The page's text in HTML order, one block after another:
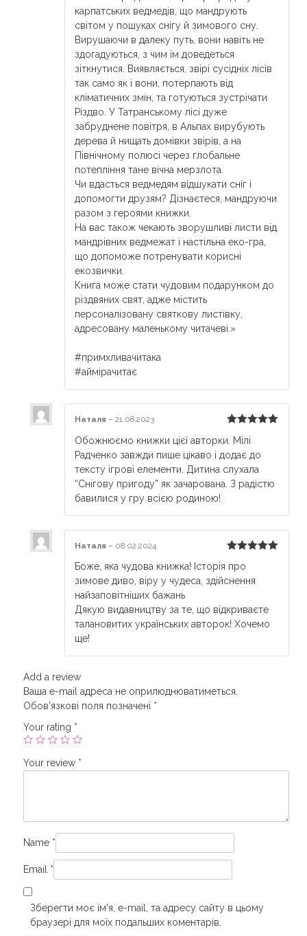
карпатських ведмедів, що мандрують
світом у пошуках снігу й зимового сну.
Вирушаючи в далеку путь, вони навіть не
здогадуються, з чим їм доведеться
зіткнутися. Виявляється, звірі сусідніх лісів
так само як і вони, потерпають від
кліматичних змін, та готуються зустрічати
Різдво. У Татранському лісі дуже
забруднене повітря, в Альпах вирубують
дерева й нищать домівки звірів, а на
Північному полюсі через глобальне
потепління тане вічна мерзлота.
Чи вдасться ведмедям відшукати сніг і
допомогти друзям? Дізнаєтеся, мандруючи
разом з героями книжки.
На вас також чекають зворушливі листи від
мандрівних ведмежат і настільна еко-гра,
що допоможе потренувати корисні
екозвички.
Книга може стати чудовим подарунком до
різдвяних свят, адже містить
персоналізовану святкову листівку,
адресовану маленькому читачеві.»
#примхливачитака
#аймірачитає
of 5
Наталя – 21.08.2023
Обожнюємо книжки цієї авторки. Мілі
Радченко завжди пише цікаво і додає до
тексту ігрові елементи. Дитина слухала
“Снігову пригоду” як зачарована. З радістю
бавилися у гру всією родиною!
of 5
Наталя – 08.02.2024
Боже, яка чудова книжка! Історія про
зимове диво, віру у чудеса, здійснення
найзаповітніших бажань
Дякую видавництву за те, що відкриваєте
талановитих українських авторок! Хочемо
ще!
Add a review
Ваша e-mail адреса не оприлюднюватиметься.
Обов’язкові поля позначені *
Your rating *
Your review *
Name *
Email *
Зберегти моє ім'я, e-mail, та адресу сайту в цьому
браузері для моїх подальших коментарів.